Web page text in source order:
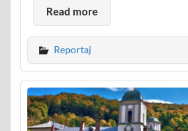
Read more
Reportaj